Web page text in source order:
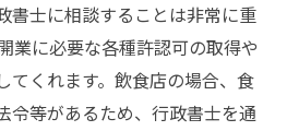
書士に相談することは非常に重
業に必要な各種許認可の取得や
てくれます。飲食店の場合、食
令等があるため、行政書士を通